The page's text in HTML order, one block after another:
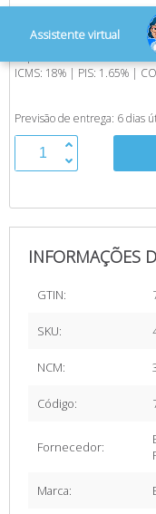
Assistente virtual
R$ 8,90
ICMS: 18% | PIS: 1.65% |
Previsão de entrega: 6 dias
INFORMAÇÕES
GTIN:
SKU:
NCM:
Código:
Fornecedor:
Marca: